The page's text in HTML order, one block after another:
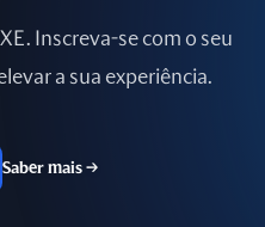
Inscreva-se com o seu
a sua experiência.
Saber mais →